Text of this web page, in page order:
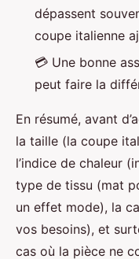
dépassent
coupe italienne
💳 Une bonne
peut faire la
En résumé, avant
la taille (la coupe
l’indice de chaleur
type de tissu (mat
un effet mode), la
vos besoins), et
cas où la pièce ne